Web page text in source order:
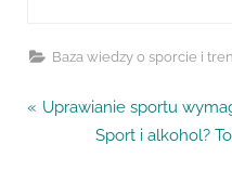
Baza wiedzy o sporcie i
Nawigacja
P
Uprawianie sportu
N
Sport i alkohol?